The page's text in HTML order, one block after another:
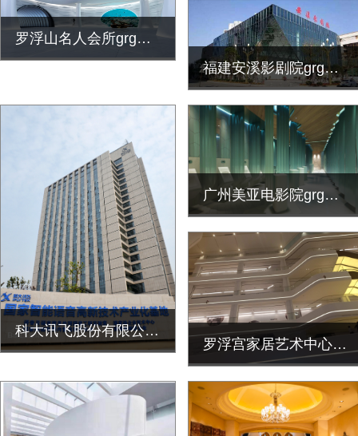
罗浮山名人会所grg异形定制装饰工程
福建安溪影剧院grg墙面艺术造型装饰工程
科大讯飞股份有限公司安徽总部大楼grg墙面艺术造型装饰工程
广州美亚电影院grg墙面装饰工程
罗浮宫家居艺术中心（广州）GRG天花与墙面造型装饰工程